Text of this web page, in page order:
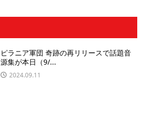
ピラニア軍団 奇跡の再リリースで話題音
源集が本日（9/...
2024.09.11